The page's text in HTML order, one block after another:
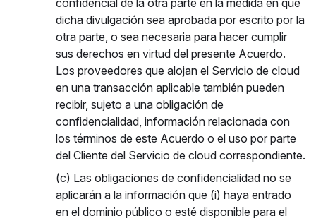
confidencial de la otra parte en la medida en que
dicha divulgación sea aprobada por escrito por la
otra parte, o sea necesaria para hacer cumplir
sus derechos en virtud del presente Acuerdo.
Los proveedores que alojan el Servicio de cloud
en una transacción aplicable también pueden
recibir, sujeto a una obligación de
confidencialidad, información relacionada con
los términos de este Acuerdo o el uso por parte
del Cliente del Servicio de cloud correspondiente.
(c) Las obligaciones de confidencialidad no se
aplicarán a la información que (i) haya entrado
en el dominio público o esté disponible para el